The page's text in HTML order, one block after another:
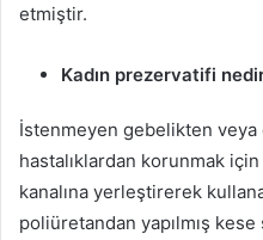
etmiştir.
Kadın prezervatifi
İstenmeyen gebelikten
hastalıklardan korunmak için
kanalına yerleştirerek
poliüretandan yapılmış